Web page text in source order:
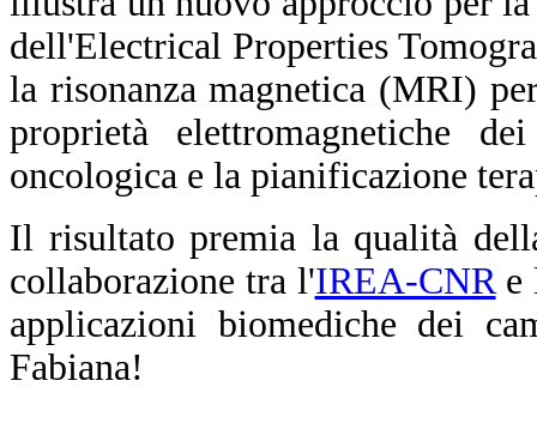
dell'Electrical Properties
la risonanza magnetica (MRI)
proprietà elettromagnetiche
oncologica e la pianificazione
Il risultato premia la qualità
collaborazione tra l'IREA-CNRe
applicazioni biomediche dei
Fabiana!